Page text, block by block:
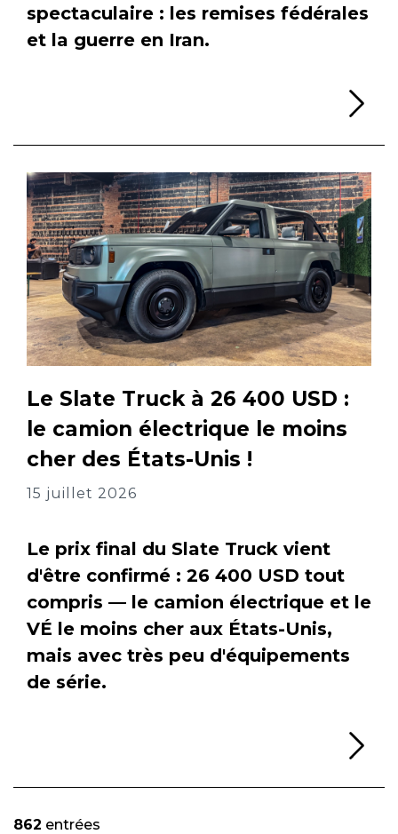
spectaculaire : les remises fédérales
et la guerre en Iran.
Le Slate Truck à 26 400 USD :
le camion électrique le moins
cher des États-Unis !
15 juillet 2026
Le prix final du Slate Truck vient
d'être confirmé : 26 400 USD tout
compris — le camion électrique et le
VÉ le moins cher aux États-Unis,
mais avec très peu d'équipements
de série.
862 entrées